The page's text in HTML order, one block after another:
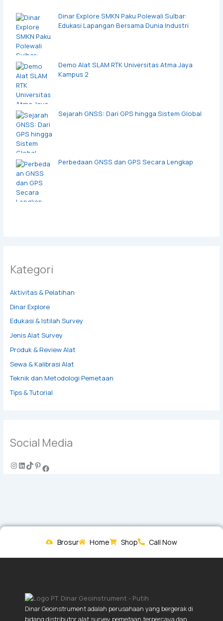
Dinar Explore SMKN Paku Polewali Sulbar:
Edukasi Lapangan Bersama Dunia Industri
Demo Alat SLAM RTK Universitas Atma Jaya
Kampus 2
Sejarah GNSS: Dari GPS hingga Sistem Global
Perbedaan GNSS dan GPS Secara Lengkap
Kategori
Aktivitas & Pelatihan
Dinar Explore
Edukasi & Istilah Survey
Jenis Alat Survey
Produk & Review Alat
Sewa & Kalibrasi Alat
Teknik dan Metodologi Pemetaan
Tips & Tutorial
Social Media
Brosur Home Shop Call Now
Dinar Geoinstrument adalah perusahaan yang bergerak di
bidang distributor alat survey pemetaan terpercaya dan